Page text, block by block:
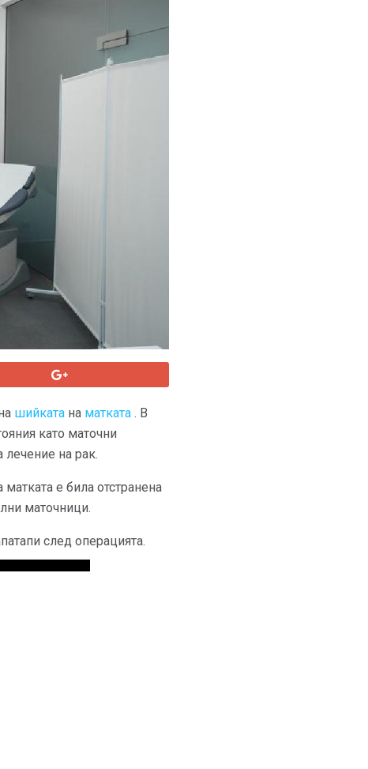
шийката на матката . В
като маточни
на рак.
е била отстранена
маточници.
след операцията.